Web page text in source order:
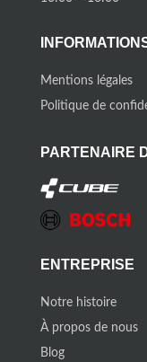
Mentions légales
Politique de
PARTENAIRE
ENTREPRISE
Notre histoire
À propos de nous
Blog